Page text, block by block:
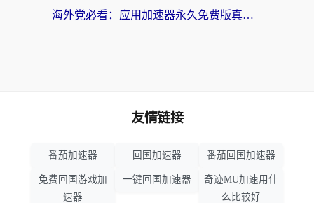
海外党必看：应用加速器永久免费版真的靠谱吗？教你选对回国加速器无缝刷国内资源
友情链接
番茄加速器 回国加速器 番茄回国加速器
免费回国游戏加
速器
一键回国加速器
奇迹MU加速用什
么比较好